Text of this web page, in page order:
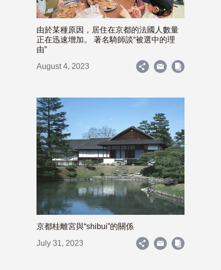
由於某種原因，居住在京都的法國人數量
正在迅速增加。 著名騎師談“被選中的理
由”
August 4, 2023
京都桂離宮與“shibui”的關係
July 31, 2023